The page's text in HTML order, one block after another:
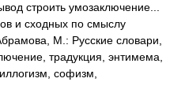
строить умозаключение...
и сходных по смыслу
М.: Русские словари,
традукция, энтимема,
софизм,